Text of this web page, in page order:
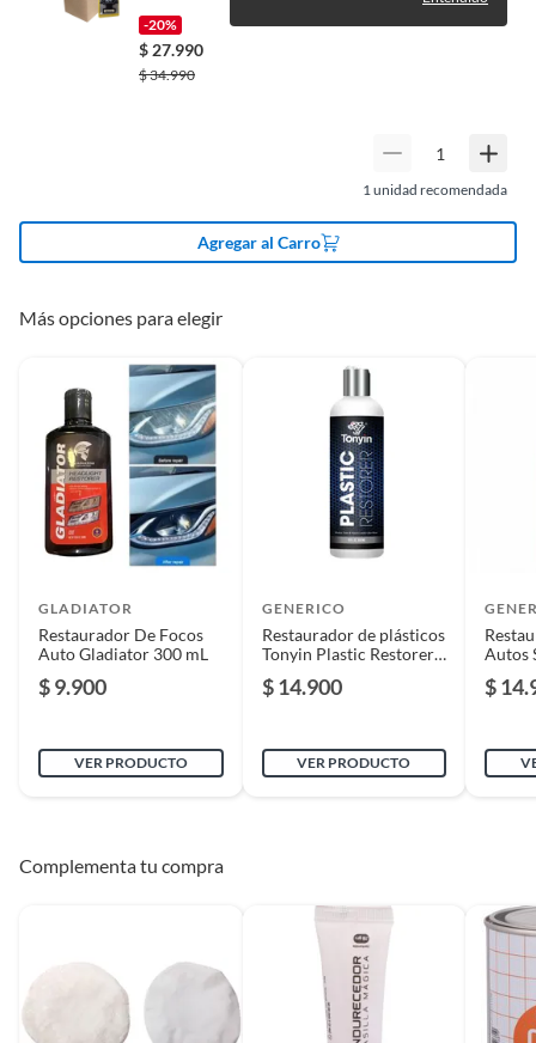
Tipo automotriz
-20%
$ 27.990
$34.990
1unidad recomendada
Agregar al Carro
Más opciones para elegir
GLADIATOR
Restaurador De Focos
Auto Gladiator 300 mL
$ 9.900
VER PRODUCTO
GENERICO
Restaurador de plásticos
Tonyin Plastic Restorer -
$ 14.900
VER PRODUCTO
Autos
$
Complementa tu compra